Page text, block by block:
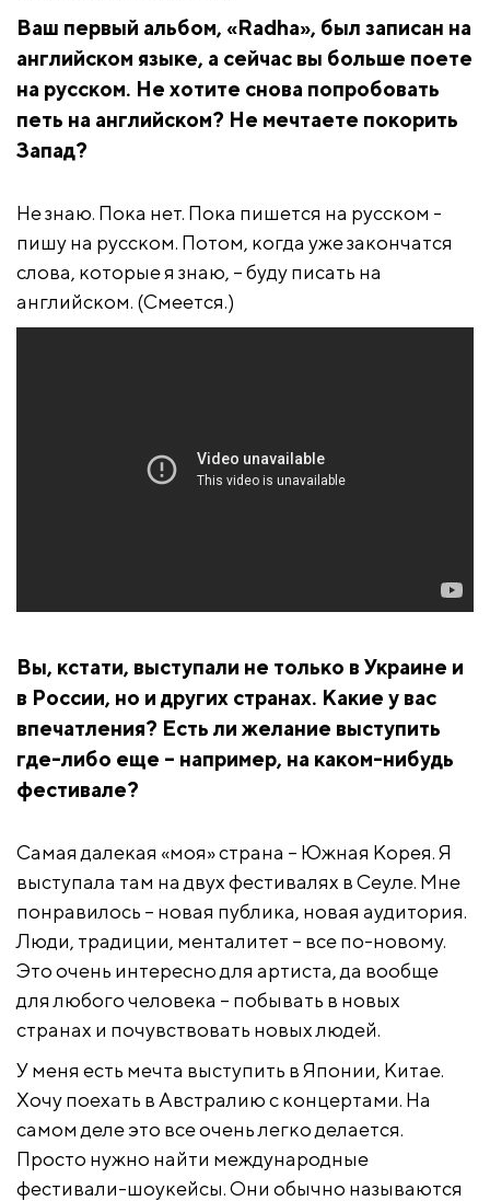
Ваш первый альбом, «Radha», был записан на
английском языке, а сейчас вы больше поете
на русском. Не хотите снова попробовать
петь на английском? Не мечтаете покорить
Запад?
Не знаю. Пока нет. Пока пишется на русском -
пишу на русском. Потом, когда уже закончатся
слова, которые я знаю, – буду писать на
английском. (Смеется.)
Вы, кстати, выступали не только в Украине и
в России, но и других странах. Какие у вас
впечатления? Есть ли желание выступить
где-либо еще – например, на каком-нибудь
фестивале?
Самая далекая «моя» страна – Южная Корея. Я
выступала там на двух фестивалях в Сеуле. Мне
понравилось – новая публика, новая аудитория.
Люди, традиции, менталитет – все по-новому.
Это очень интересно для артиста, да вообще
для любого человека – побывать в новых
странах и почувствовать новых людей.
У меня есть мечта выступить в Японии, Китае.
Хочу поехать в Австралию с концертами. На
самом деле это все очень легко делается.
Просто нужно найти международные
фестивали-шоукейсы. Они обычно называются